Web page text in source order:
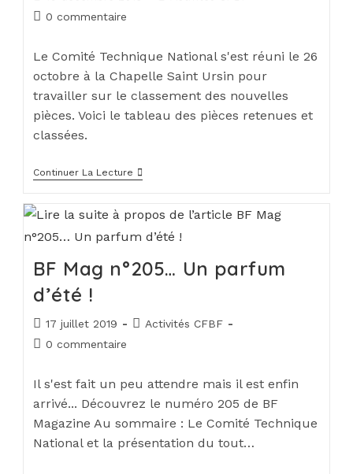
0 commentaire
Le Comité Technique National s'est réuni le 26
octobre à la Chapelle Saint Ursin pour
travailler sur le classement des nouvelles
pièces. Voici le tableau des pièces retenues et
classées.
Continuer La Lecture
BF Mag n°205… Un parfum
d’été !
17 juillet 2019
Activités CFBF
0 commentaire
Il s'est fait un peu attendre mais il est enfin
arrivé... Découvrez le numéro 205 de BF
Magazine Au sommaire : Le Comité Technique
National et la présentation du tout…